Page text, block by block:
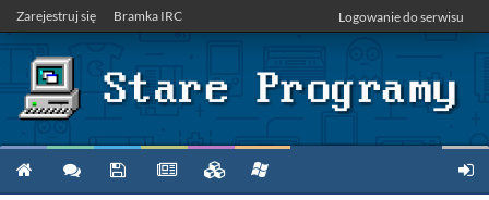
Zarejestruj się Bramka IRC Logowanie do serwisu